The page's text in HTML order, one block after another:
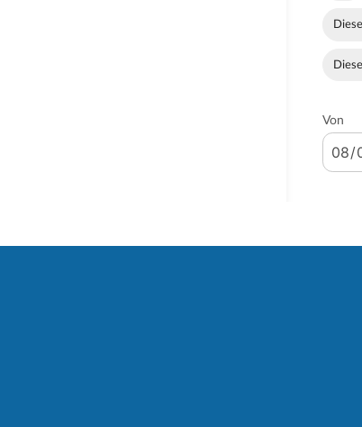
Von